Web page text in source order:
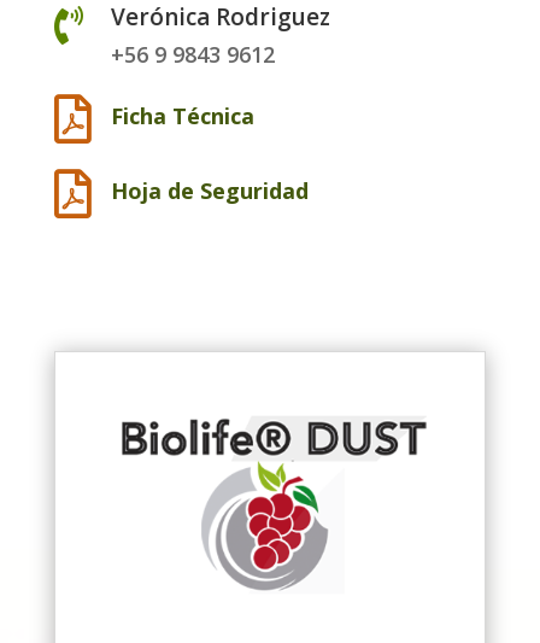
 Verónica Rodriguez
+56 9 9843 9612
 Ficha Técnica
 Hoja de Seguridad